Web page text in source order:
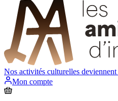
Nos activités culturelles deviennent
Mon compte